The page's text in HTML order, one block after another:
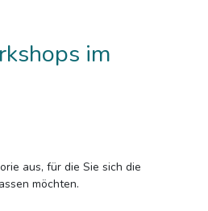
im
aus, für die Sie sich die
möchten.